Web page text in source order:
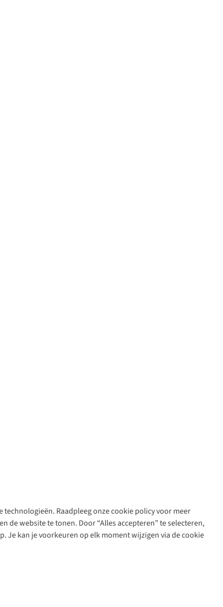
Raadpleeg onze cookie policy voor meer
website te tonen. Door “Alles accepteren” te selecteren,
Je kan je voorkeuren op elk moment wijzigen via de cookie